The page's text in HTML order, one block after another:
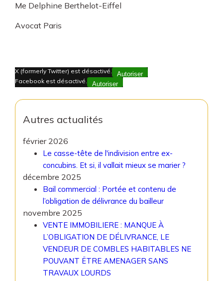
Me Delphine Berthelot-Eiffel
Avocat Paris
X (formerly Twitter) est désactivé.
Autoriser
Facebook est désactivé.
Autoriser
Autres actualités
février 2026
Le casse-tête de l'indivision entre ex-
concubins. Et si, il vallait mieux se marier ?
décembre 2025
Bail commercial : Portée et contenu de
l’obligation de délivrance du bailleur
novembre 2025
VENTE IMMOBILIERE : MANQUE À
L’OBLIGATION DE DÉLIVRANCE, LE
VENDEUR DE COMBLES HABITABLES NE
POUVANT ËTRE AMENAGER SANS
TRAVAUX LOURDS